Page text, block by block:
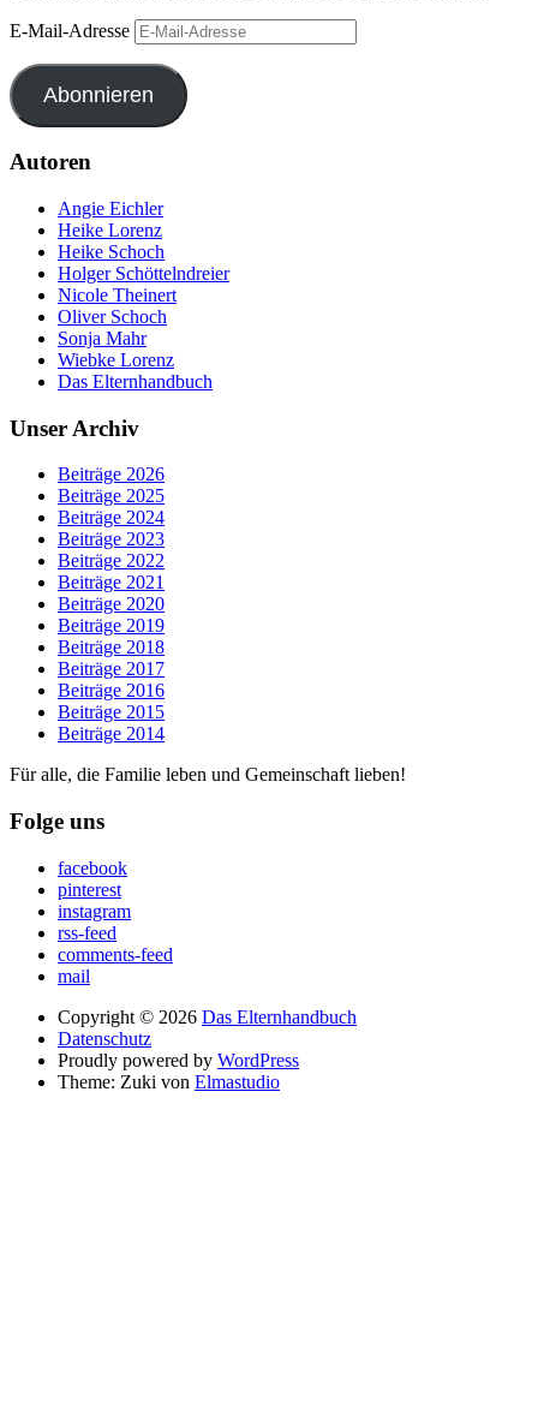
E-Mail-Adresse
Abonnieren
Autoren
Angie Eichler
Heike Lorenz
Heike Schoch
Holger Schöttelndreier
Nicole Theinert
Oliver Schoch
Sonja Mahr
Wiebke Lorenz
Das Elternhandbuch
Unser Archiv
Beiträge 2026
Beiträge 2025
Beiträge 2024
Beiträge 2023
Beiträge 2022
Beiträge 2021
Beiträge 2020
Beiträge 2019
Beiträge 2018
Beiträge 2017
Beiträge 2016
Beiträge 2015
Beiträge 2014
Für alle, die Familie leben und Gemeinschaft lieben!
Folge uns
facebook
pinterest
instagram
rss-feed
comments-feed
mail
Copyright © 2026 Das Elternhandbuch
Datenschutz
Proudly powered by WordPress
Theme: Zuki von Elmastudio